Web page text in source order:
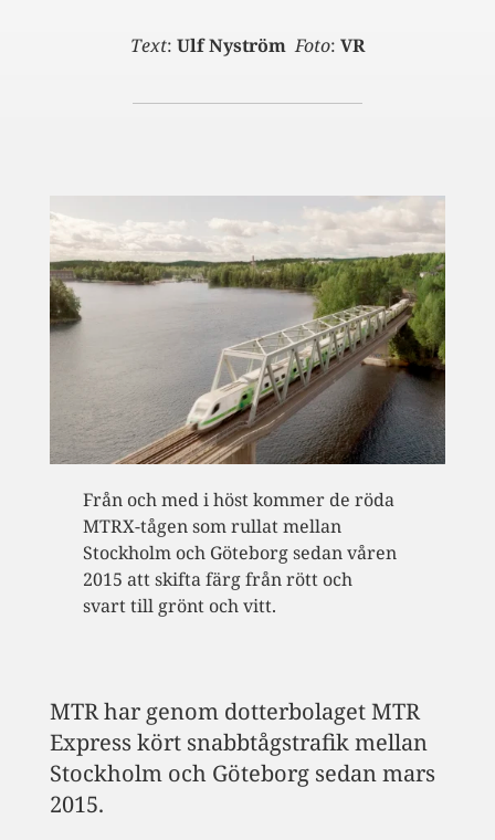
Text: Ulf Nyström Foto: VR
Från och med i höst kommer de röda
MTRX-tågen som rullat mellan
Stockholm och Göteborg sedan våren
2015 att skifta färg från rött och
svart till grönt och vitt.
MTR har genom dotterbolaget MTR
Express kört snabbtågstrafik mellan
Stockholm och Göteborg sedan mars
2015.